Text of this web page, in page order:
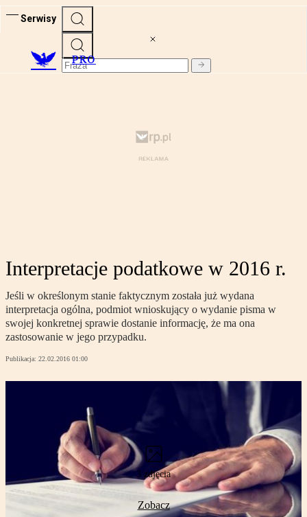
Serwisy
PRO
Interpretacje podatkowe w 2016 r.
Jeśli w określonym stanie faktycznym została już wydana
interpretacja ogólna, podmiot wnioskujący o wydanie pisma w
swojej konkretnej sprawie dostanie informację, że ma ona
zastosowanie w jego przypadku.
Publikacja: 22.02.2016 01:00
3 zdjęcia
Zobacz